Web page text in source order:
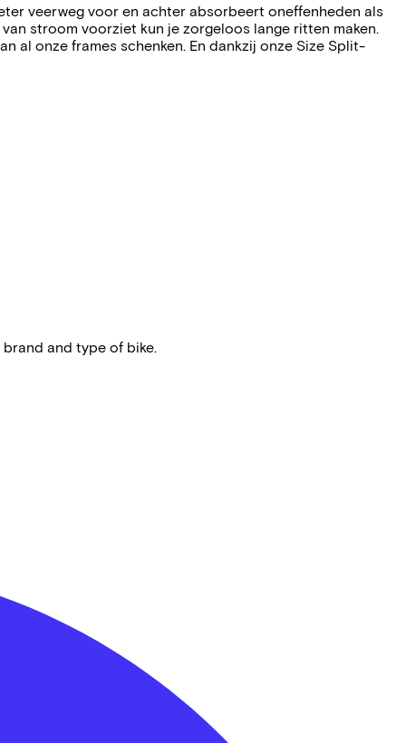
veerweg voor en achter absorbeert oneffenheden als
stroom voorziet kun je zorgeloos lange ritten maken.
al onze frames schenken. En dankzij onze Size Split-
and type of bike.